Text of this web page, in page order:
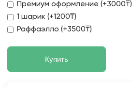
Премиум оформление (+3000₸)
1 шарик (+1200₸)
Раффаэлло (+3500₸)
Купить